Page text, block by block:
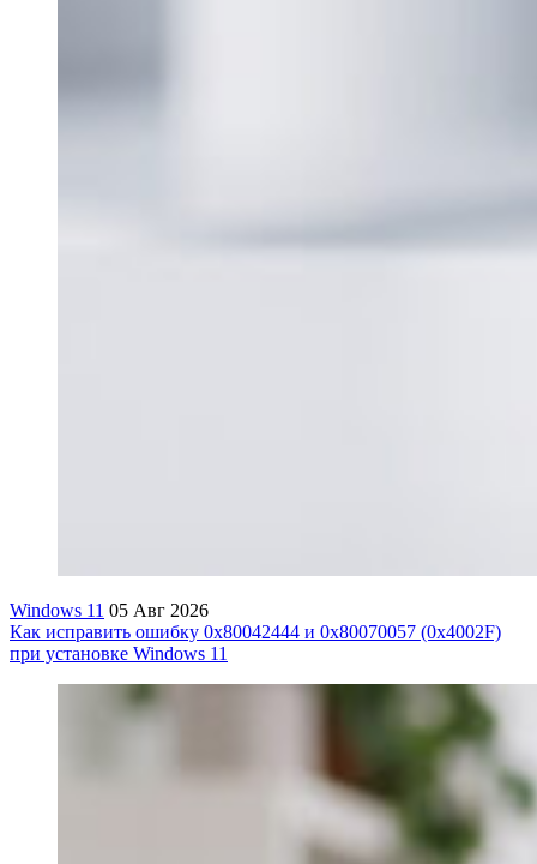
Windows 11 05 Авг 2026
Как исправить ошибку 0x80042444 и 0x80070057 (0x4002F)
при установке Windows 11